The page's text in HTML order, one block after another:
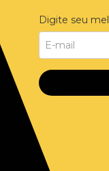
Digite seu